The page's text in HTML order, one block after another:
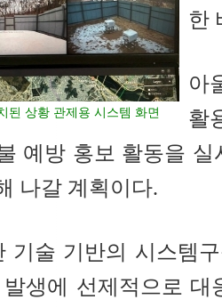
된 상황 관제용 시스템 화면
한
아
활
예방 홍보 활동을
나갈 계획이다.
기술 기반의 시스템
생에 선제적으로